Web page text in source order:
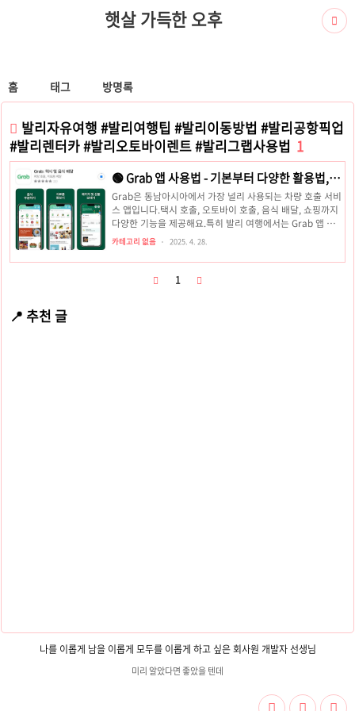
햇살 가득한 오후
홈 태그 방명록
발리자유여행 #발리여행팁 #발리이동방법 #발리공항픽업
#발리렌터카 #발리오토바이렌트 #발리그랩사용법 1
🟢 Grab 앱 사용법 - 기본부터 다양한 활용법, 꿀
팁까지
Grab은 동남아시아에서 가장 널리 사용되는 차량 호출 서비
스 앱입니다.택시 호출, 오토바이 호출, 음식 배달, 쇼핑까지
다양한 기능을 제공해요.특히 발리 여행에서는 Grab 앱 하
나만으로 교통 걱정 없이 이동할 수 있습니다.1. Grab 앱 설
치하기앱스토어(iOS) 또는 구글플레이(Android)에서
"Grab" 검색앱 다운로드 및 설치🔥 꿀팁: 발리 도착 전에 미
리 설치해두세요. 공항 도착해서 급하게 설치하려고 하면 데
카테고리 없음 2025. 4. 28.
1
📍 추천 글
나를 이롭게 남을 이롭게 모두를 이롭게 하고 싶은 회사원 개발자 선생님
미리 알았다면 좋았을 텐데